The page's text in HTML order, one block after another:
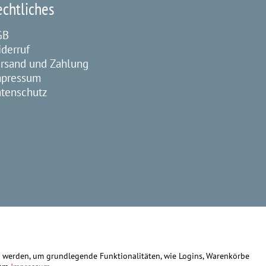
und Zahlung
um grundlegende Funktionalitäten, wie Logins, Warenkörbe